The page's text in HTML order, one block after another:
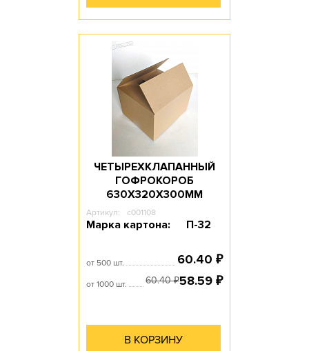
ЧЕТЫРЕХКЛАПАННЫЙ
ГОФРОКОРОБ
630Х320Х300ММ
Артикул: c001108
Марка картона: П-32
от 500 шт. 60.40 ₽
от 1000 шт. 60.40₽58.59 ₽
В КОРЗИНУ